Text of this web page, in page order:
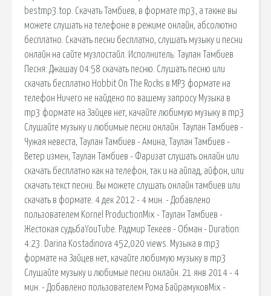
bestmp3.top. Скачать Тамбиев, в формате mp3, а также вы
можете слушать на телефоне в режиме онлайн, абсолютно
бесплатно. Скачать песни бесплатно, слушать музыку и песни
онлайн на сайте музлостайл. Исполнитель: Таулан Тамбиев
Песня: Джашау 04:58 скачать песню. Слушать песню или
скачать бесплатно Hobbit On The Rocks в MP3 формате на
телефон Ничего не найдено по вашему запросу Музыка в
mp3 формате на Зайцев нет, качайте любимую музыку в mp3
Слушайте музыку и любимые песни онлайн. Таулан Тамбиев -
Чужая невеста, Таулан Тамбиев - Амина, Таулан Тамбиев -
Ветер измен, Таулан Тамбиев - Фаризат слушать онлайн или
скачать бесплатно как на телефон, так и на айпад, айфон, или
скачать текст песни. Вы можете слушать онлайн тамбиев или
скачать в формате. 4 дек 2012 - 4 мин. - Добавлено
пользователем Kornel ProductionMix - Таулан Тамбиев -
Жестокая судьбаYouTube. Радмир Текеев - Обман - Duration:
4:23. Darina Kostadinova 452,020 views. Музыка в mp3
формате на Зайцев нет, качайте любимую музыку в mp3
Слушайте музыку и любимые песни онлайн. 21 янв 2014 - 4
мин. - Добавлено пользователем Рома БайрамуковMix -